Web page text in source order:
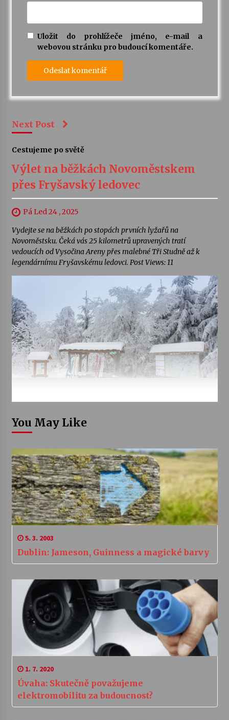
Uložit do prohlížeče jméno, e-mail a
webovou stránku pro budoucí komentáře.
Next Post
Cestujeme po světě
Výlet na běžkách Novoměstskem
přes Fryšavský ledovec
Pá Led 24 , 2025
Vydejte se na běžkách po stopách prvních lyžařů na
Novoměstsku. Čeká vás 25 kilometrů upravených tratí
vedoucích od Vysočina Areny přes malebné Tři Studně až k
legendárnímu Fryšavskému ledovci. Post Views: 11
You May Like
5. 3. 2003
Dublin: Jameson, Guinness a magické barvy
1. 7. 2020
Úvaha: Skutečně považujeme
elektromobilitu za budoucnost?